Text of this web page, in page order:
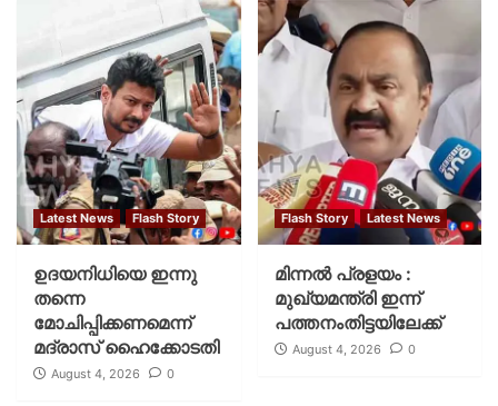
Latest News Flash Story
ഉദയനിധിയെ ഇന്നു
തന്നെ
മോചിപ്പിക്കണമെന്ന്
മദ്രാസ് ഹൈക്കോടതി
August 4, 2026 0
Flash Story Latest News
മിന്നല്‍ പ്രളയം :
മുഖ്യമന്ത്രി ഇന്ന്
പത്തനംതിട്ടയിലേക്ക്
August 4, 2026 0